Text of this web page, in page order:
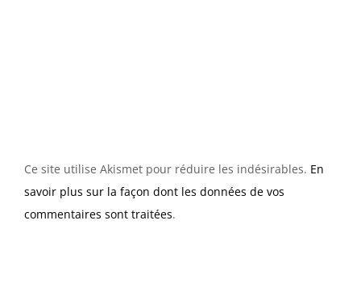
Ce site utilise Akismet pour réduire les indésirables. En
savoir plus sur la façon dont les données de vos
commentaires sont traitées.